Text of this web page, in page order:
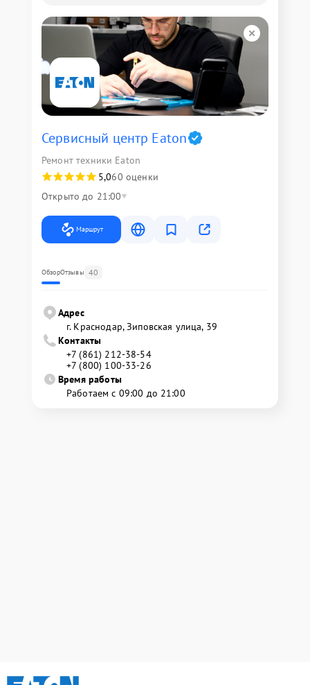
Сервисный центр Eaton
Ремонт техники Eaton
5,060 оценки
Открыто до 21:00
Маршрут
ОбзорОтзывы 40
Адрес
г. Краснодар, Зиповская улица, 39
Контакты
+7 (861) 212-38-54
+7 (800) 100-33-26
Время работы
Работаем с 09:00 до 21:00